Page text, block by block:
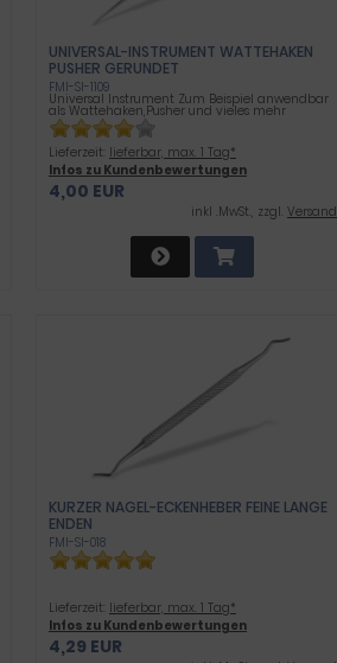
UNIVERSAL-INSTRUMENT WATTEHAKEN
PUSHER GERUNDET
FMI-SI-1109
Universal Instrument Zum Beispiel anwendbar
als Wattehaken,Pusher und vieles mehr
Lieferzeit: lieferbar, max. 1 Tag*
Infos zu Kundenbewertungen
4,00 EUR
inkl .MwSt., zzgl. Versand
KURZER NAGEL-ECKENHEBER FEINE LANGE
ENDEN
FMI-SI-018
Lieferzeit: lieferbar, max. 1 Tag*
Infos zu Kundenbewertungen
4,29 EUR